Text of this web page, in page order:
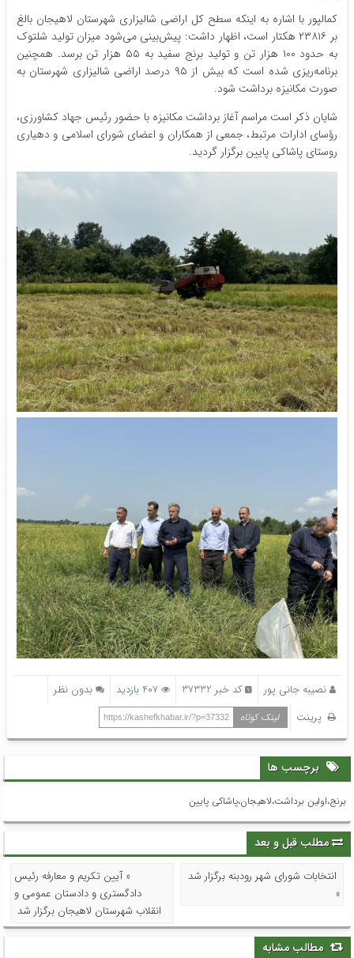
کمالپور با اشاره به اینکه سطح کل اراضی شالیزاری شهرستان لاهیجان بالغ
بر ۲۳۸۱۶ هکتار است، اظهار داشت: پیش‌بینی می‌شود میزان تولید شلتوک
به حدود ۱۰۰ هزار تن و تولید برنج سفید به ۵۵ هزار تن برسد. همچنین
برنامه‌ریزی شده است که بیش از ۹۵ درصد اراضی شالیزاری شهرستان به
صورت مکانیزه برداشت شود.
شایان ذکر است مراسم آغاز برداشت مکانیزه با حضور رئیس جهاد کشاورزی،
رؤسای ادارات مرتبط، جمعی از همکاران و اعضای شورای اسلامی و دهیاری
روستای پاشاکی پایین برگزار گردید.
نصیبه جانی پور کد خبر 37332 407 بازدید
بدون نظر
پرینت
لینک کوتاه https://kashefkhabar.ir/?p=37332
برچسب ها
برنج،اولین برداشت،لاهیجان،پاشاکی پایین
مطلب قبل و بعد
انتخابات شورای شهر رودبنه برگزار شد
»
« آیین تکریم و معارفه رئیس
دادگستری و دادستان عمومی و
انقلاب شهرستان لاهیجان برگزار شد
مطالب مشابه